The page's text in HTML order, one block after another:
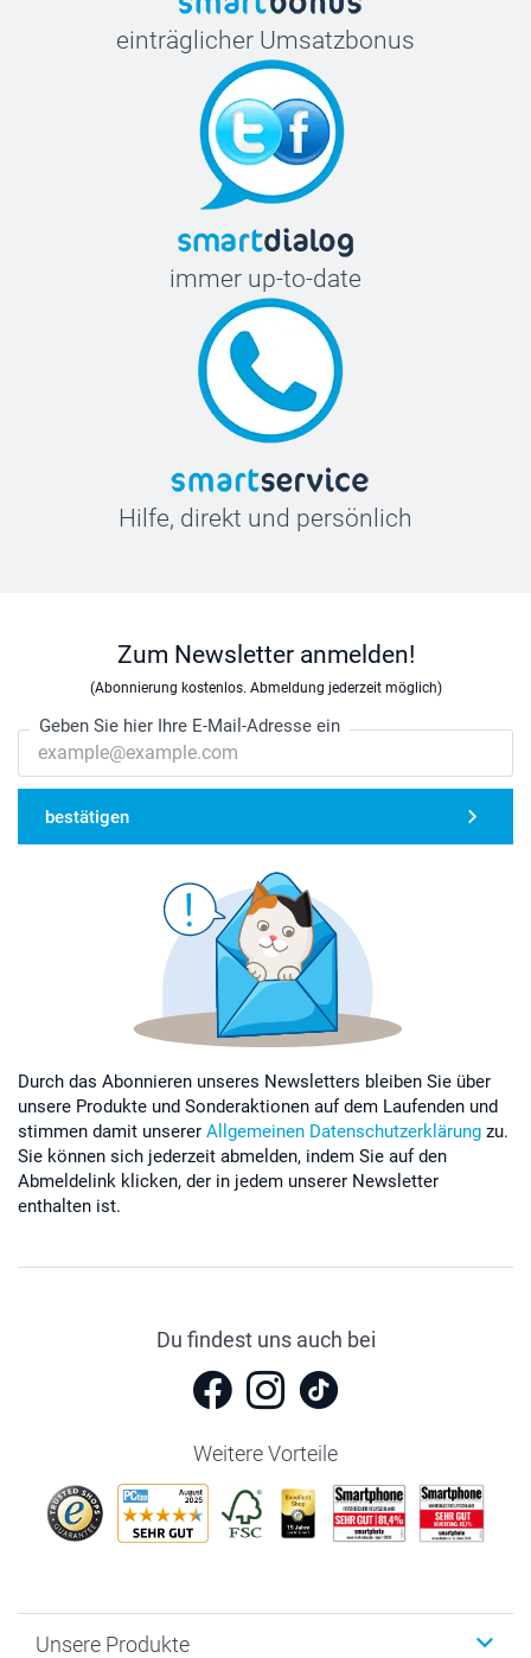
20 cm
einträglicher Umsatzbonus
immer up-to-date
Hilfe, direkt und persönlich
Zum Newsletter anmelden!
(Abonnierung kostenlos. Abmeldung jederzeit möglich)
Geben Sie hier Ihre E-Mail-Adresse ein
bestätigen
Durch das Abonnieren unseres Newsletters bleiben Sie über
unsere Produkte und Sonderaktionen auf dem Laufenden und
stimmen damit unserer Allgemeinen Datenschutzerklärung zu.
Sie können sich jederzeit abmelden, indem Sie auf den
Abmeldelink klicken, der in jedem unserer Newsletter
enthalten ist.
Du findest uns auch bei
Weitere Vorteile
Unsere Produkte